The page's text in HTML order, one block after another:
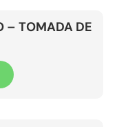
– TOMADA DE